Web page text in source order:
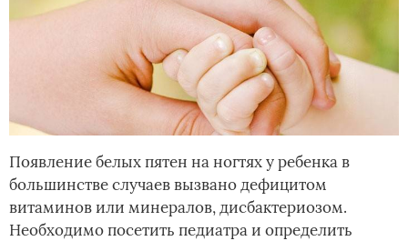
Появление белых пятен на ногтях у ребенка в
большинстве случаев вызвано дефицитом
витаминов или минералов, дисбактериозом.
Необходимо посетить педиатра и определить